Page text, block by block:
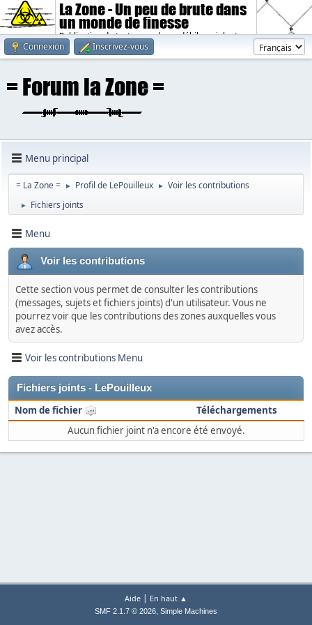
La Zone - Un peu de brute dans
un monde de finesse
Publication de textes sombres, débiles, violents.
Connexion
Inscrivez-vous
Menu principal
= La Zone = ► Profil de LePouilleux ► Voir les contributions
► Fichiers joints
Menu
Voir les contributions
Cette section vous permet de consulter les contributions
(messages, sujets et fichiers joints) d'un utilisateur. Vous ne
pourrez voir que les contributions des zones auxquelles vous
avez accès.
Voir les contributions Menu
Fichiers joints - LePouilleux
Nom de fichier
Téléchargements
Aucun fichier joint n'a encore été envoyé.
Aide | En haut ▲
SMF 2.1.7 © 2026, Simple Machines